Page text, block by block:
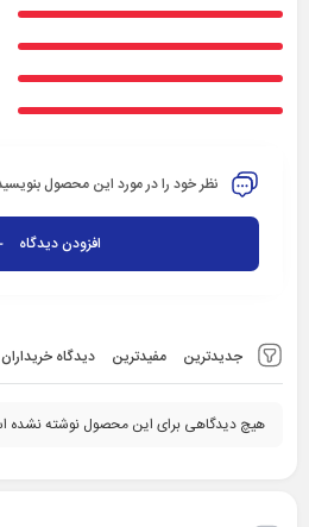
جدیدترین مفیدترین دیدگاه خریداران
هیچ دیدگاهی برای این محصول نوشته نشده
نظر خود را در مورد این محصول
افزودن دیدگاه